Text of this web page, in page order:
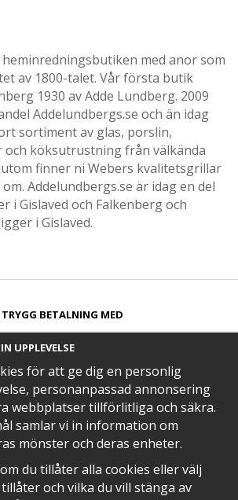
med anor som
av 1800-talet. Vår första butik
1930 av Adde Lundberg. 2009
Addelundbergs.se och än idag
sortiment av glas, porslin,
och köksutrustning från välkända
finner ni Webers kvalitetsgrillar
Addelundbergs.se är idag en del
i Gislaved och Falkenberg och
i Gislaved.
TRYGG BETALNING MED​
SNABB LEVERANS MED
UPPLEVELSE
för att ge dig en personlig
personanpassad annonsering
webbplatser tillförlitliga och säkra.
samlar vi in information om
mönster och deras enheter.
du tillåter alla cookies eller välj
och vilka du vill stänga av